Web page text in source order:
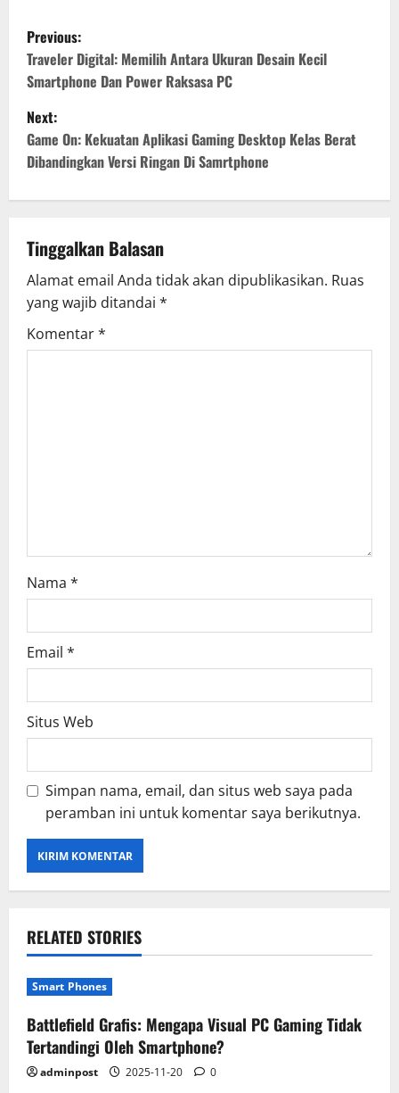
P
o
s
t
n
v
i
g
Previous:
Traveler Digital: Memilih Antara Ukuran Desain Kecil
Smartphone Dan Power Raksasa PC
Next:
Game On: Kekuatan Aplikasi Gaming Desktop Kelas Berat
Dibandingkan Versi Ringan Di Samrtphone
Tinggalkan Balasan
Alamat email Anda tidak akan dipublikasikan. Ruas
yang wajib ditandai *
Komentar*
Nama *
Email *
Situs Web
Simpan nama, email, dan situs web saya pada
peramban ini untuk komentar saya berikutnya.
RELATED STORIES
Smart Phones
Battlefield Grafis: Mengapa Visual PC Gaming Tidak
Tertandingi Oleh Smartphone?
adminpost 2025-11-20 0